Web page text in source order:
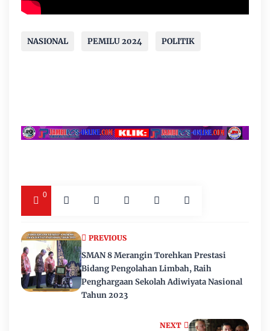
NASIONAL PEMILU 2024 POLITIK
0
NEXT
PREVIOUS
SMAN 8 Merangin Torehkan Prestasi
Bidang Pengolahan Limbah, Raih
Penghargaan Sekolah Adiwiyata Nasional
Tahun 2023